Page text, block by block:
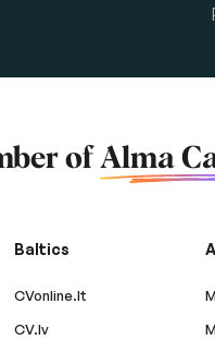
of Alma
Baltics
CVonline.lt
CV.lv